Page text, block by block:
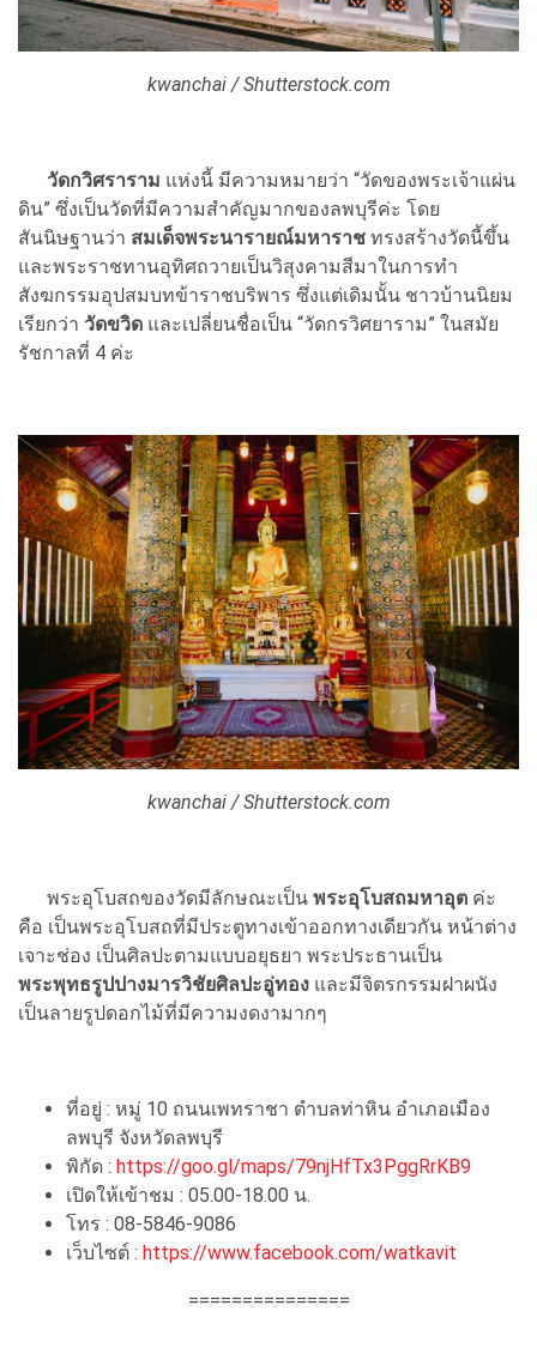
kwanchai / Shutterstock.com
วัดกวิศราราม แห่งนี้ มีความหมายว่า “วัดของพระเจ้าแผ่น
ดิน” ซึ่งเป็นวัดที่มีความสำคัญมากของลพบุรีค่ะ โดย
สันนิษฐานว่า สมเด็จพระนารายณ์มหาราช ทรงสร้างวัดนี้ขึ้น
และพระราชทานอุทิศถวายเป็นวิสุงคามสีมาในการทำ
สังฆกรรมอุปสมบทข้าราชบริพาร ซึ่งแต่เดิมนั้น ชาวบ้านนิยม
เรียกว่า วัดขวิด และเปลี่ยนชื่อเป็น “วัดกรวิศยาราม” ในสมัย
รัชกาลที่ 4 ค่ะ
kwanchai / Shutterstock.com
พระอุโบสถของวัดมีลักษณะเป็น พระอุโบสถมหาอุต ค่ะ
คือ เป็นพระอุโบสถที่มีประตูทางเข้าออกทางเดียวกัน หน้าต่าง
เจาะช่อง เป็นศิลปะตามแบบอยุธยา พระประธานเป็น
พระพุทธรูปปางมารวิชัยศิลปะอู่ทอง และมีจิตรกรรมฝาผนัง
เป็นลายรูปดอกไม้ที่มีความงดงามากๆ
ที่อยู่ : หมู่ 10 ถนนเพทราชา ตำบลท่าหิน อำเภอเมือง
ลพบุรี จังหวัดลพบุรี
พิกัด : https://goo.gl/maps/79njHfTx3PggRrKB9
เปิดให้เข้าชม : 05.00-18.00 น.
โทร : 08-5846-9086
เว็บไซต์ : https://www.facebook.com/watkavit
===============